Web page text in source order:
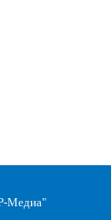
Медиа"